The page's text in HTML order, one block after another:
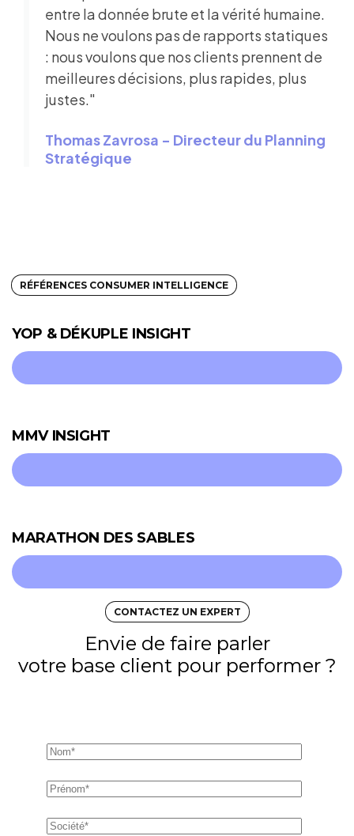
entre la donnée brute et la vérité humaine.
Nous ne voulons pas de rapports statiques
: nous voulons que nos clients prennent de
meilleures décisions, plus rapides, plus
justes."
Thomas Zavrosa - Directeur du Planning
Stratégique
RÉFÉRENCES CONSUMER INTELLIGENCE
YOP & DÉKUPLE INSIGHT
MMV INSIGHT
MARATHON DES SABLES
CONTACTEZ UN EXPERT
Envie de faire parler
votre base client pour performer ?